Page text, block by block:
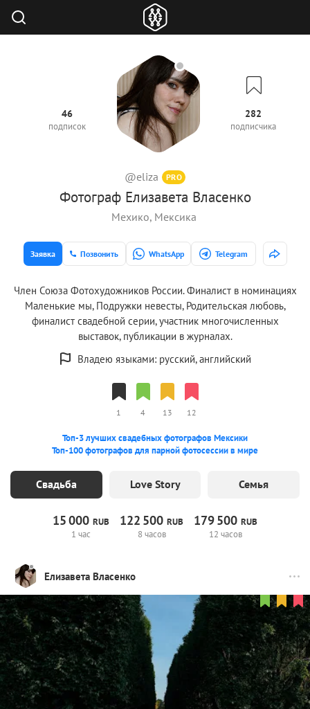
Фотограф Елизавета Власенко
@eliza PRO
46
подписок
282
подписчика
Мехико, Мексика
Заявка Позвонить WhatsApp Telegram
Член Союза Фотохудожников России. Финалист в номинациях
Маленькие мы, Подружки невесты, Родительская любовь,
финалист свадебной серии, участник многочисленных
выставок, публикации в журналах.
Владею языками: русский, английский
1 4 13 12
Топ-3 лучших свадебных фотографов Мексики
Топ-100 фотографов для парной фотосессии в мире
Свадьба Love Story Семья
15000RUB
1 час
122 500 RUB
8 часов
179500 RUB
12 часов
Елизавета Власенко